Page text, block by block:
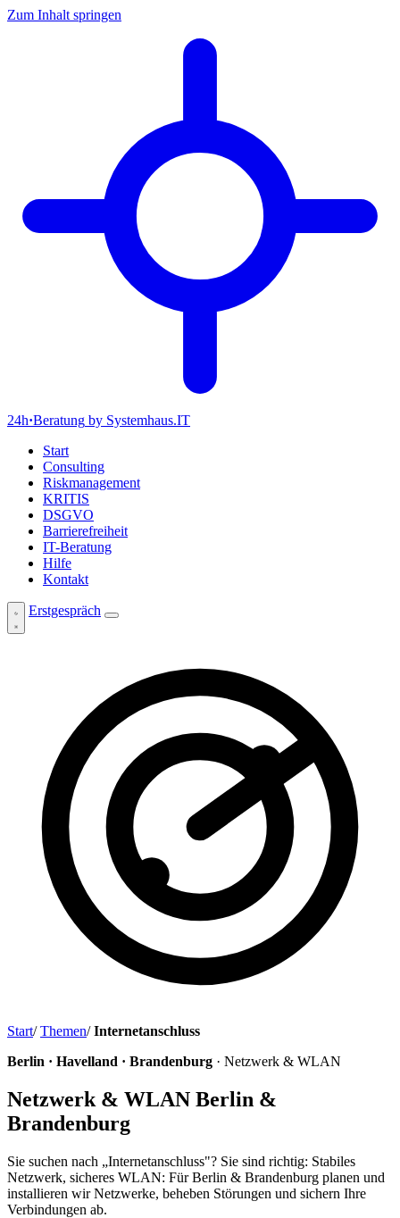
Zum Inhalt springen
24h·Beratung by Systemhaus.IT
Start
Consulting
Riskmanagement
KRITIS
DSGVO
Barrierefreiheit
IT-Beratung
Hilfe
Kontakt
Erstgespräch
Start/ Themen/ Internetanschluss
Berlin · Havelland · Brandenburg · Netzwerk & WLAN
Netzwerk & WLAN Berlin &
Brandenburg
Sie suchen nach „Internetanschluss"? Sie sind richtig: Stabiles
Netzwerk, sicheres WLAN: Für Berlin & Brandenburg planen und
installieren wir Netzwerke, beheben Störungen und sichern Ihre
Verbindungen ab.